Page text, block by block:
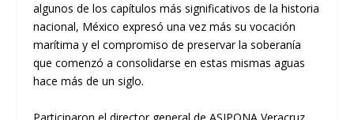
algunos de los capítulos más significativos de la historia
nacional, México expresó una vez más su vocación
marítima y el compromiso de preservar la soberanía
que comenzó a consolidarse en estas mismas aguas
hace más de un siglo.
Participaron el director general de ASIPONA Veracruz,